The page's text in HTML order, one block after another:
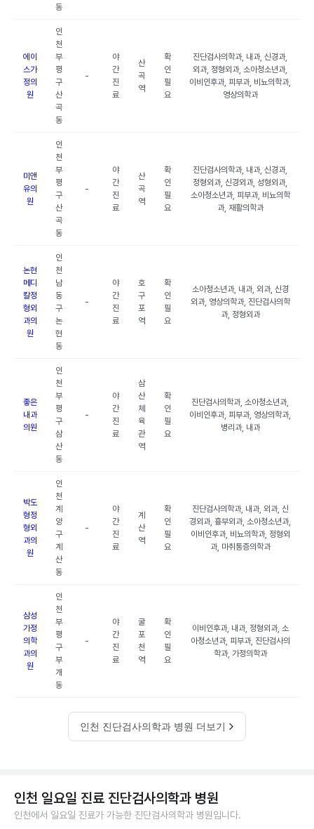
동
에이
스가
정의
원
인
천
부
평
구
산
곡
동
-
야
간
진
료
산
곡
역
확
인
필
요
진단검사의학과, 내과, 신경과,
외과, 정형외과, 소아청소년과,
이비인후과, 피부과, 비뇨의학과,
영상의학과
미앤
유의
원
인
천
부
평
구
산
곡
동
-
야
간
진
료
산
곡
역
확
인
필
요
진단검사의학과, 내과, 신경과,
정형외과, 신경외과, 성형외과,
소아청소년과, 피부과, 비뇨의학
과, 재활의학과
논현
메디
칼정
형외
과의
원
인
천
남
동
구
논
현
동
-
야
간
진
료
호
구
포
역
확
인
필
요
소아청소년과, 내과, 외과, 신경
외과, 영상의학과, 진단검사의학
과, 정형외과
좋은
내과
의원
인
천
부
평
구
삼
산
동
-
야
간
진
료
삼
산
체
육
관
역
확
인
필
요
진단검사의학과, 소아청소년과,
이비인후과, 피부과, 영상의학과,
병리과, 내과
박도
형정
형외
과의
원
인
천
계
양
구
계
산
동
-
야
간
진
료
계
산
역
확
인
필
요
진단검사의학과, 내과, 외과, 신
경외과, 흉부외과, 소아청소년과,
이비인후과, 비뇨의학과, 정형외
과, 마취통증의학과
삼성
가정
의학
과의
원
인
천
부
평
구
부
개
동
-
야
간
진
료
굴
포
천
역
확
인
필
요
이비인후과, 내과, 정형외과, 소
아청소년과, 피부과, 진단검사의
학과, 가정의학과
인천 진단검사의학과 병원 더보기
인천 일요일 진료 진단검사의학과 병원
인천에서 일요일 진료가 가능한 진단검사의학과 병원입니다.